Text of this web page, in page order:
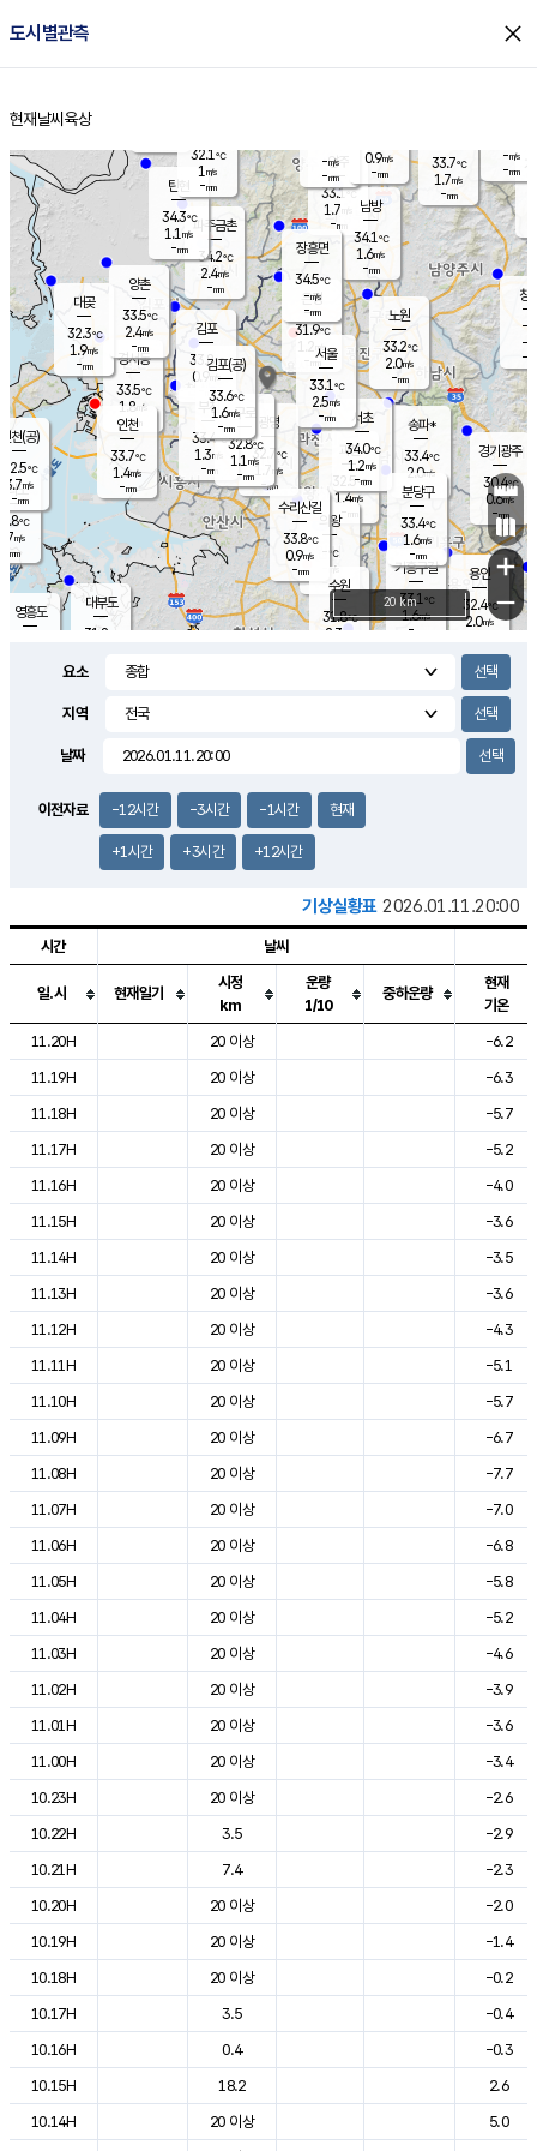
도시별관측 close
홈
현재날씨 육상
의도
℃
m/s
mm
영흥도
양주
33.1℃
1.7
-mm
과천
32.5℃
1.4m/s
- mm
용인
32.4℃
2.0m/s
경기광주
30.4℃
0.6m/s
-mm
2.2m/s
대부도
31.8
경서동
33.5℃
1.8 m/s
-mm
파주금촌
34.2℃
2.4m/s
-mm
33.7℃
1.7m/s
-mm
대곶
32.3℃
1.9m/s
-mm
창
-
-m/
-
탄현
34.3℃
1.1 m/s
-mm
-m/s
-mm
의왕
- ℃
m/s
mm
김포
33.8℃
0.9 m/s
mm
광명
32.7 ℃
1.7 m/s
-mm
부천
33.4℃
1.3m/s
-mm
양촌
33.5℃
2.4m/s
-mm
구로
32.8℃
1.1 m/s
-mm
은평
31.9℃
1.2 m/s
- mm
노원
33.2℃
2.0m/s
-mm
송파*
33.4℃
2.0m/s
-mm
서초
34.0℃
1.2m/s
-mm
남방
34.1℃
1.6m/s
-mm
기흥구갈
33.1℃
1.6m/s
-
수리산길
33.8℃
0.9m/s
-mm
분당구
33.4℃
1.6m/s
-mm
장흥면
34.5℃
-m/s
-mm
-m/s
-mm
인천(공)
32.5℃
3.7m/s
-mm
김포(공)
33.6℃
1.6m/s
-mm
수원
31.8℃
2.3 m/s
인천
33.7℃
1.4m/s
-mm
서울
33.1℃
2.5m/s
-mm
32.1℃
1 m/s
-mm
0.9m/s
-mm
+
−
20 km
요소
지역
날짜
이전자료 -12시간 -3시간 -1시간 현재
+1시간 +3시간 +12시간
기상실황표 2026.01.11.20:00
도시별 기상실황표로 지점, 날씨, 기온, 강수, 바람, 기압등을 안내한 표입
시간 날씨
일.시 현재일기
시정
km
운량
1/10
중하운량
현재
기온
11.20H
20 이상
-6.2
11.19H
20 이상
-6.3
11.18H
20 이상
-5.7
11.17H
20 이상
-5.2
11.16H
20 이상
-4.0
11.15H
20 이상
-3.6
11.14H
20 이상
-3.5
11.13H
20 이상
-3.6
11.12H
20 이상
-4.3
11.11H
20 이상
-5.1
11.10H
20 이상
-5.7
11.09H
20 이상
-6.7
11.08H
20 이상
-7.7
11.07H
20 이상
-7.0
11.06H
20 이상
-6.8
11.05H
20 이상
-5.8
11.04H
20 이상
-5.2
11.03H
20 이상
-4.6
11.02H
20 이상
-3.9
11.01H
20 이상
-3.6
11.00H
20 이상
-3.4
10.23H
20 이상
-2.6
10.22H
3.5
-2.9
10.21H
7.4
-2.3
10.20H
20 이상
-2.0
10.19H
20 이상
-1.4
10.18H
20 이상
-0.2
10.17H
3.5
-0.4
10.16H
0.4
-0.3
10.15H
18.2
2.6
10.14H
20 이상
5.0